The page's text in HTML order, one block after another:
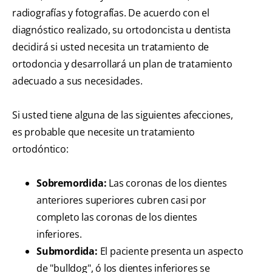
radiografías y fotografías. De acuerdo con el
diagnóstico realizado, su ortodoncista u dentista
decidirá si usted necesita un tratamiento de
ortodoncia y desarrollará un plan de tratamiento
adecuado a sus necesidades.
Si usted tiene alguna de las siguientes afecciones,
es probable que necesite un tratamiento
ortodóntico:
Sobremordida: Las coronas de los dientes
anteriores superiores cubren casi por
completo las coronas de los dientes
inferiores.
Submordida: El paciente presenta un aspecto
de "bulldog", ó los dientes inferiores se